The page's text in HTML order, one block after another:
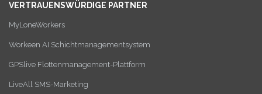
VERTRAUENSWÜRDIGE PARTNER
MyLoneWorkers
Workeen AI Schichtmanagementsystem
GPSlive Flottenmanagement-Plattform
LiveAll SMS-Marketing